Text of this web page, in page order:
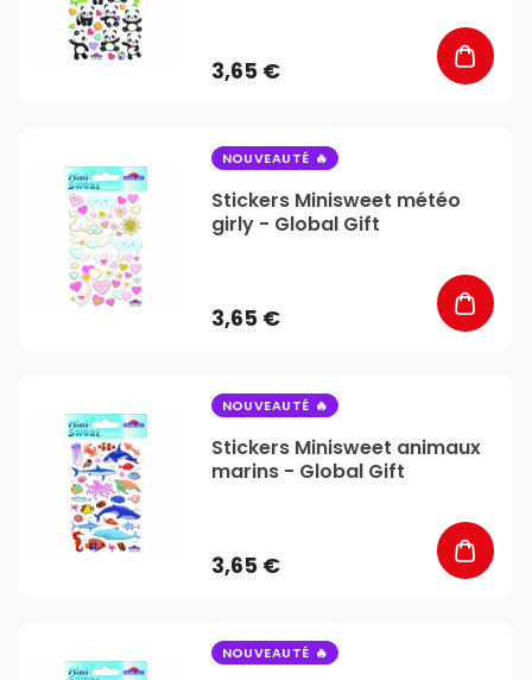
3,65 €
NOUVEAUTÉ
Stickers Minisweet météo
girly - Global Gift
3,65 €
NOUVEAUTÉ
Stickers Minisweet animaux
marins - Global Gift
3,65 €
NOUVEAUTÉ